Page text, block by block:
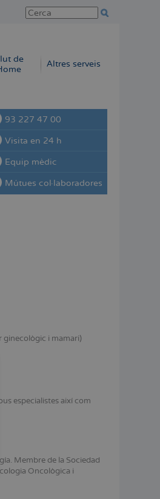
de
Altres serveis
93 227 47 00
Visita en 24 h
Equip mèdic
Mútues col·laboradores
ginecològic i mamari)
especialistes així com
Membre de la Sociedad
Oncològica i